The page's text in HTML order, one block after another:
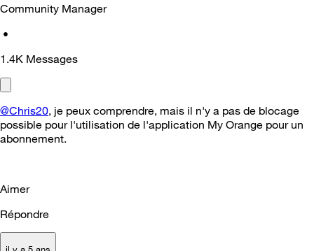
Community Manager
•
1.4K Messages
@Chris20, je peux comprendre, mais il n'y a pas de blocage
possible pour l'utilisation de l'application My Orange pour un
abonnement.
Aimer
Répondre